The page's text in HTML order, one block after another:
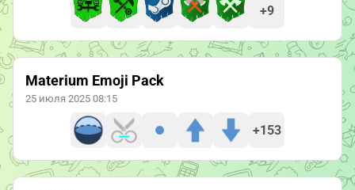
+9
Materium Emoji Pack
25 июля 2025 08:15
+153